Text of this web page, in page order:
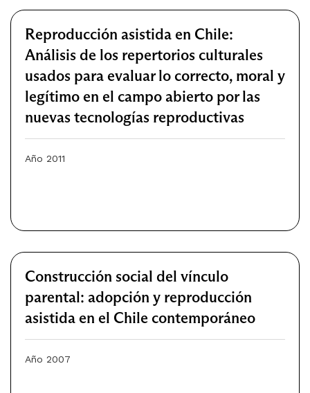
Reproducción asistida en Chile:
Análisis de los repertorios culturales
usados para evaluar lo correcto, moral y
legítimo en el campo abierto por las
nuevas tecnologías reproductivas
Año 2011
Construcción social del vínculo
parental: adopción y reproducción
asistida en el Chile contemporáneo
Año 2007